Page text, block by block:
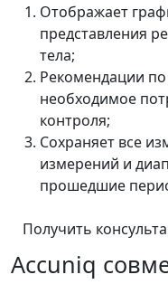
Отображает
представления
тела;
Рекомендации
необходимое
контроля;
Сохраняет все
измерений и
прошедшие
Получить
Accuniq